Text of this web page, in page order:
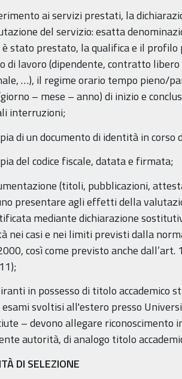
ai servizi prestati, la
del servizio: esatta
stato prestato, la qualifica e il
di lavoro (dipendente, contratto
…), il regime orario tempo pieno/
– mese – anno) di inizio e
interruzioni;
di un documento di identità in
del codice fiscale, datata e firmata;
(titoli, pubblicazioni,
presentare agli effetti della
mediante dichiarazione
nei casi e nei limiti previsti dalla
così come previsto anche dall’art.
in possesso di titolo accademico
esami svoltisi all'estero presso
– devono allegare riconoscimento
autorità, di analogo titolo
DI SELEZIONE